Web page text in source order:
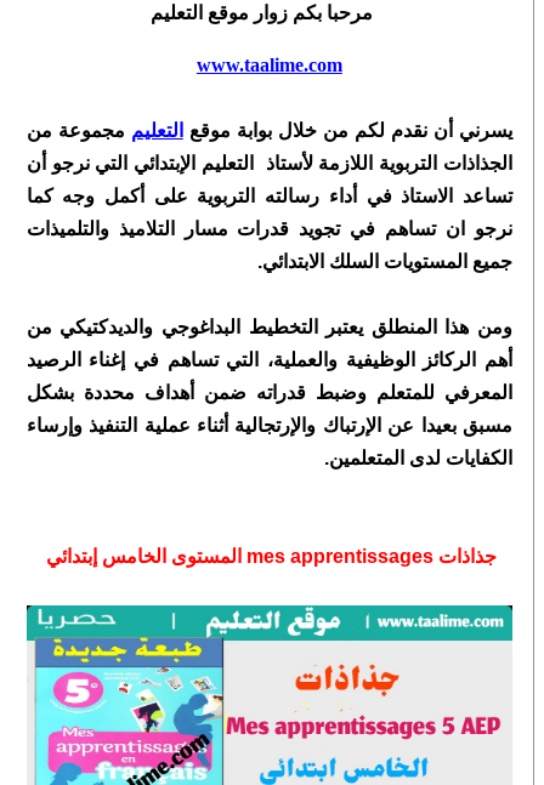
مرحبا بكم زوار موقع التعليم
www.taalime.com
يسرني أن نقدم لكم من خلال بوابة موقع التعليم مجموعة من
الجذاذات التربوية اللازمة لأستاذ التعليم الإبتدائي التي نرجو أن
تساعد الاستاذ في أداء رسالته التربوية على أكمل وجه كما
نرجو ان تساهم في تجويد قدرات مسار
التلاميذ والتلميذات
جميع المستويات السلك الابتدائي.
ومن هذا المنطلق يعتبر التخطيط البداغوجي والديدكتيكي من
أهم الركائز الوظيفية والعملية، التي تساهم في إغناء الرصيد
المعرفي للمتعلم وضبط قدراته ضمن أهداف محددة بشكل
مسبق بعيدا عن الإرتباك والإرتجالية أثناء عملية التنفيذ وإرساء
الكفايات لدى المتعلمين.
جذاذات mes apprentissages المستوى الخامس إبتدائي